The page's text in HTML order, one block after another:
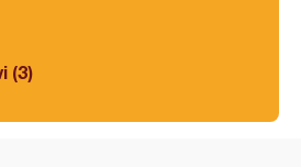
(3)